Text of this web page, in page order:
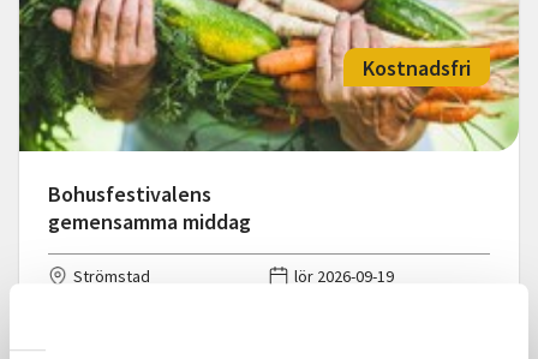
Bohusfestivalens
gemensamma middag
Kostnadsfri
Strömstad
lör 2026-09-19